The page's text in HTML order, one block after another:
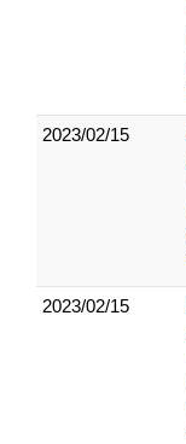
2023/02/15
2023/02/15